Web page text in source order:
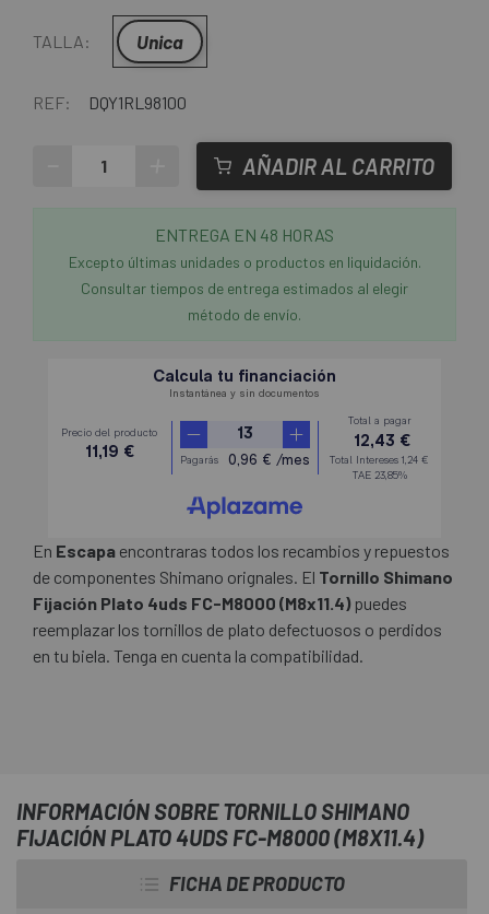
TALLA: Unica
REF: DQY1RL98100
AÑADIR AL CARRITO
ENTREGA EN 48 HORAS
Excepto últimas unidades o productos en liquidación.
Consultar tiempos de entrega estimados al elegir
método de envío.
En Escapa encontraras todos los recambios y repuestos
de componentes Shimano orignales. El Tornillo Shimano
Fijación Plato 4uds FC-M8000 (M8x11.4)puedes
reemplazar los tornillos de plato defectuosos o perdidos
en tu biela. Tenga en cuenta la compatibilidad.
INFORMACIÓN SOBRE TORNILLO SHIMANO
FIJACIÓN PLATO 4UDS FC-M8000 (M8X11.4)
FICHA DE PRODUCTO